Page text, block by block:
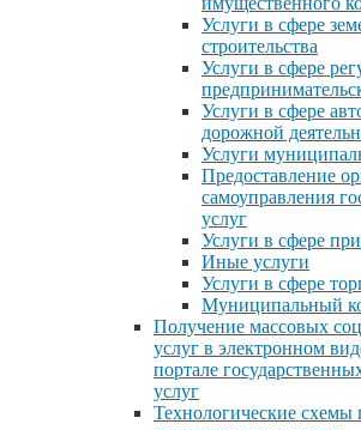
Услуги в сфере
строительства
Услуги в сфере
Услуги в сфере
дорожной
Услуги
Предоставление
самоуправления
услуг
Услуги в сфере
Иные услуги
Услуги в сфере
Муниципальный
Получение массовых
услуг в электронном
портале
услуг
Технологические схемы